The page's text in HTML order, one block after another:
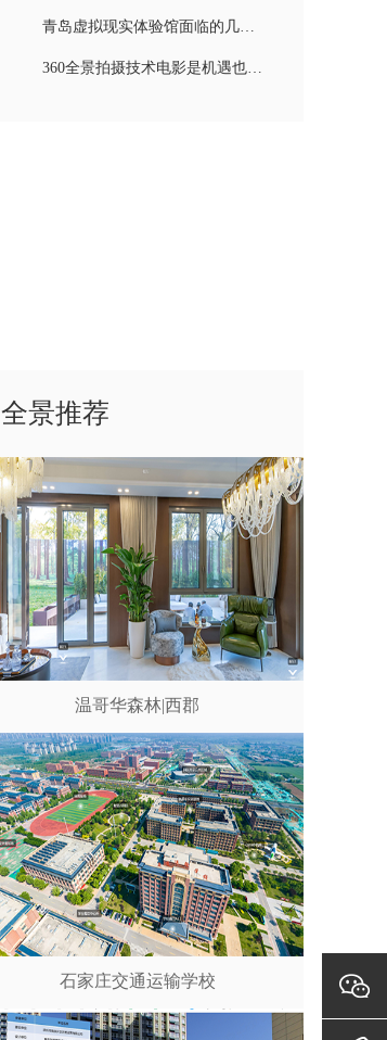
青岛虚拟现实体验馆面临的几个困难
360全景拍摄技术电影是机遇也是挑战
全景推荐
温哥华森林|西郡
石家庄交通运输学校